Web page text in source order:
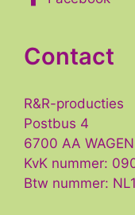
Contact
R&R-producties
Postbus 4
6700 AA
KvK nummer:
Btw nummer: